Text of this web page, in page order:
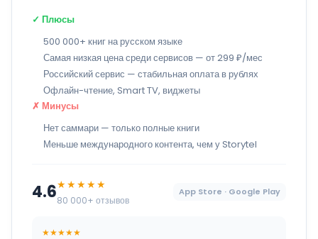
✓ Плюсы
500 000+ книг на русском языке
Самая низкая цена среди сервисов — от 299 ₽/мес
Российский сервис — стабильная оплата в рублях
Офлайн-чтение, Smart TV, виджеты
✗ Минусы
Нет саммари — только полные книги
Меньше международного контента, чем у Storytel
4.6★★★★★
80 000+ отзывов
App Store · Google Play
★★★★★